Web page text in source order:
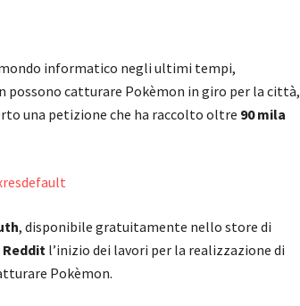
informatico negli ultimi tempi,
possono catturare Pokèmon in giro per la città,
una petizione che ha raccolto oltre 90 mila
, disponibile gratuitamente nello store di
Reddit l’inizio dei lavori per la realizzazione di
Pokèmon.